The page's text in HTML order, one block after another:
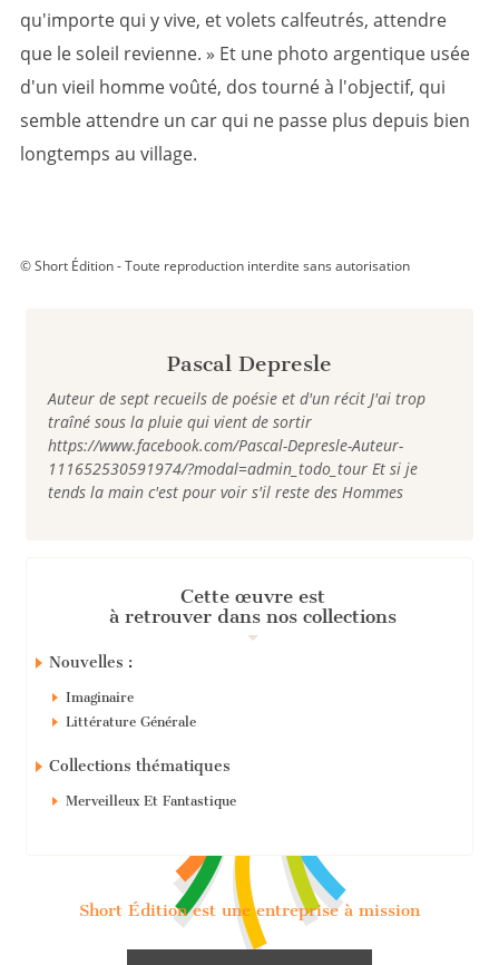
Pascal Depresle
Auteur de sept recueils de poésie et d'un récit J'ai trop
traîné sous la pluie qui vient de sortir
https://www.facebook.com/Pascal-Depresle-Auteur-
111652530591974/?modal=admin_todo_tour Et si je
tends la main c'est pour voir s'il reste des Hommes
Cette œuvre est
à retrouver dans nos collections
Nouvelles :
Imaginaire
Littérature Générale
Collections thématiques
Merveilleux Et Fantastique
qu'importe qui y vive, et volets calfeutrés, attendre
que le soleil revienne. » Et une photo argentique usée
d'un vieil homme voûté, dos tourné à l'objectif, qui
semble attendre un car qui ne passe plus depuis bien
longtemps au village.
© Short Édition - Toute reproduction interdite sans autorisation
Short Édition est une entreprise à mission